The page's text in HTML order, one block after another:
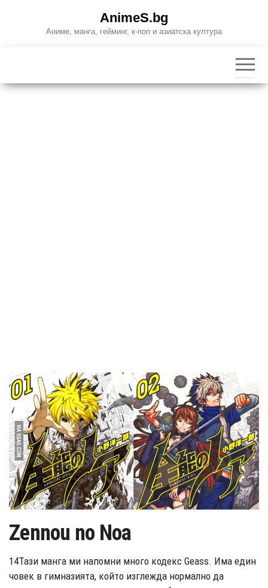
AnimeS.bg
Аниме, манга, гейминг, к-поп и азиатска култура
Zennou no Noa
14Тази манга ми напомни много кодекс Geass. Има един
човек в гимназията, който изглежда нормално да